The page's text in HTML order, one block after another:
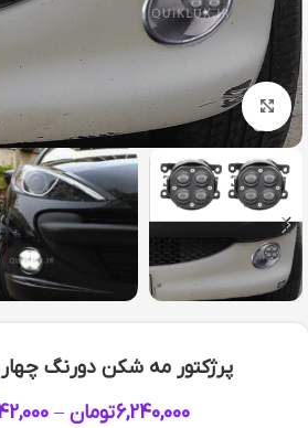
بزرگنمایی تصویر
پرژکتور مه شکن دورنگ چهار لنز 206
6,240,000تومان –